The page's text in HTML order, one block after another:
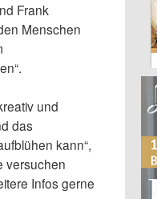
Frank
Menschen
und
das
kann“,
versuchen
Infos gerne